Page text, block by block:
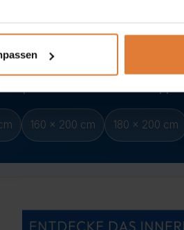
160 x 200 cm 180 x 200 cm